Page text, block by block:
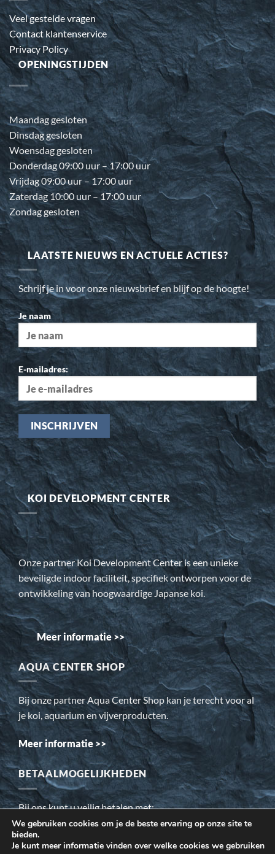
Veel gestelde vragen
Contact klantenservice
Privacy Policy
OPENINGSTIJDEN
Maandag gesloten
Dinsdag gesloten
Woensdag gesloten
Donderdag 09:00 uur – 17:00 uur
Vrijdag 09:00 uur – 17:00 uur
Zaterdag 10:00 uur – 17:00 uur
Zondag gesloten
LAATSTE NIEUWS EN ACTUELE ACTIES?
Schrijf je in voor onze nieuwsbrief en blijf op de hoogte!
Je naam
E-mailadres:
KOI DEVELOPMENT CENTER
Onze partner Koi Development Center is een unieke
beveiligde indoor faciliteit, specifiek ontworpen voor de
ontwikkeling van hoogwaardige Japanse koi.
Meer informatie >>
AQUA CENTER SHOP
Bij onze partner Aqua Center Shop kan je terecht voor al
je koi, aquarium en vijverproducten.
Meer informatie >>
BETAALMOGELIJKHEDEN
Bij ons kunt u veilig betalen met:
We gebruiken cookies om je de beste ervaring op onze site te
bieden.
Je kunt meer informatie vinden over welke cookies we gebruiken
Wij gebruiken cookies om ervoor te zorgen dat onze website